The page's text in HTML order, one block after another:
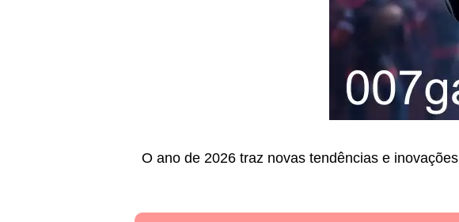
O ano de 2026 traz novas tendências e